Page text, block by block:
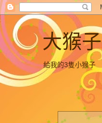
大猴子
給我的3隻小猴子